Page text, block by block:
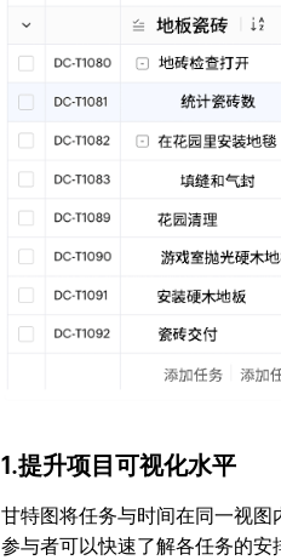
1.提升项目可视化水平
甘特图将任务与时间在同一视
参与者可以快速了解各任务的安